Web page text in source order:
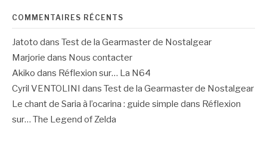
COMMENTAIRES RÉCENTS
Jatoto dans Test de la Gearmaster de Nostalgear
Marjorie dans Nous contacter
Akiko dans Réflexion sur… La N64
Cyril VENTOLINI dans Test de la Gearmaster de Nostalgear
Le chant de Saria à l’ocarina : guide simple dans Réflexion
sur… The Legend of Zelda